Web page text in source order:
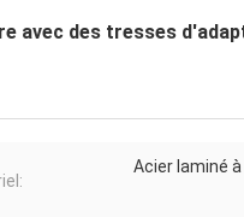
avec des tresses
Acier laminé